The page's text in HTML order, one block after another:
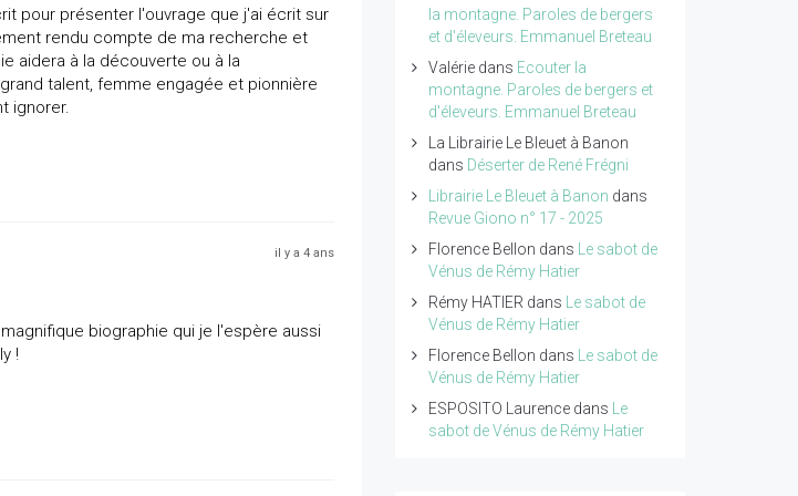
pour présenter l'ouvrage que j'ai écrit sur
rendu compte de ma recherche et
aidera à la découverte ou à la
talent, femme engagée et pionnière
ignorer.
il y a 4 ans
biographie qui je l'espère aussi
!
la montagne. Paroles de bergers
et d'éleveurs. Emmanuel Breteau
Valériedans Ecouter la
montagne. Paroles de bergers et
d'éleveurs. Emmanuel Breteau
La Librairie Le Bleuet à Banon
dans Déserter de René Frégni
Librairie Le Bleuet à Banon dans
Revue Giono n° 17 - 2025
Florence Bellon dans
Le sabot de
Vénus de Rémy Hatier
Rémy HATIER dans
Le sabot de
Vénus de Rémy Hatier
Florence Bellon dans
Le sabot de
Vénus de Rémy Hatier
ESPOSITO Laurencedans
Le
sabot de Vénus de Rémy Hatier